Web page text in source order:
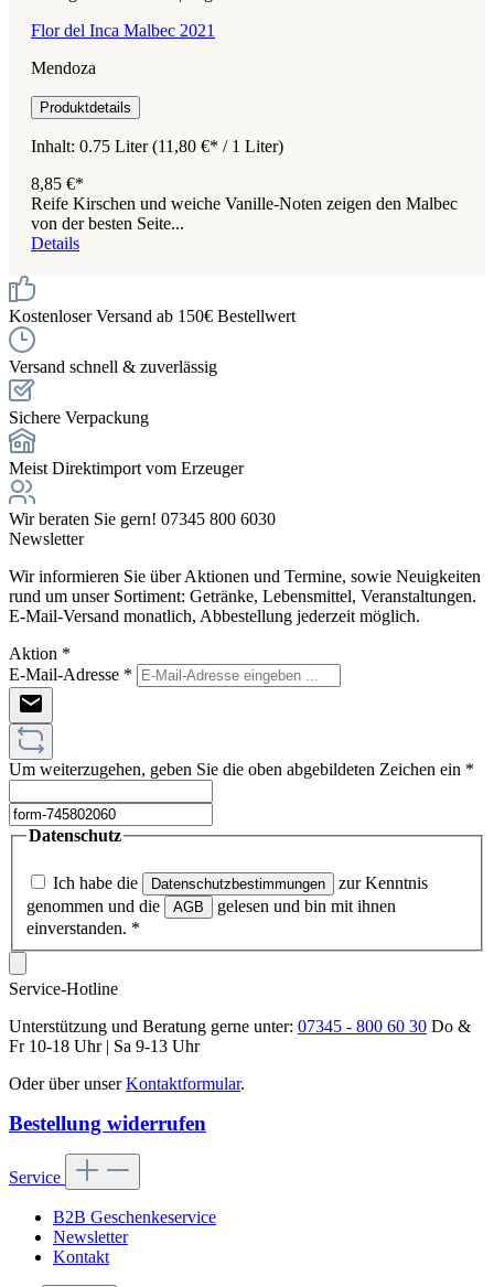
Flor del Inca Malbec 2021
Mendoza
Produktdetails
Inhalt: 0.75 Liter(11,80 €* / 1 Liter)
8,85 €*
Reife Kirschen und weiche Vanille-Noten zeigen den Malbec
von der besten Seite...
Details
Kostenloser Versand ab 150€ Bestellwert
Versand schnell & zuverlässig
Sichere Verpackung
Meist Direktimport vom Erzeuger
Wir beraten Sie gern! 07345 800 6030
Newsletter
Wir informieren Sie über Aktionen und Termine, sowie Neuigkeiten
rund um unser Sortiment: Getränke, Lebensmittel, Veranstaltungen.
E-Mail-Versand monatlich, Abbestellung jederzeit möglich.
Aktion *
E-Mail-Adresse *
Um weiterzugehen, geben Sie die oben abgebildeten Zeichen ein *
Datenschutz
Ich habe die Datenschutzbestimmungen
zur Kenntnis
genommen und die
AGB
gelesen und bin mit ihnen
einverstanden. *
Service-Hotline
Unterstützung und Beratung gerne unter: 07345 - 800 60 30 Do &
Fr 10-18 Uhr | Sa 9-13 Uhr
Oder über unserKontaktformular.
Bestellung widerrufen
Service
B2B Geschenkeservice
Newsletter
Kontakt